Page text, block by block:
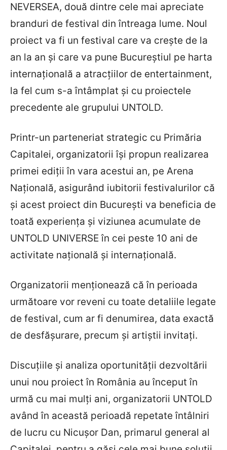
NEVERSEA, două dintre cele mai apreciate
branduri de festival din întreaga lume. Noul
proiect va fi un festival care va crește de la
an la an și care va pune Bucureștiul pe harta
internațională a atracțiilor de entertainment,
la fel cum s-a întâmplat și cu proiectele
precedente ale grupului UNTOLD.
Printr-un parteneriat strategic cu Primăria
Capitalei, organizatorii își propun realizarea
primei ediții în vara acestui an, pe Arena
Națională, asigurând iubitorii festivalurilor că
și acest proiect din București va beneficia de
toată experiența și viziunea acumulate de
UNTOLD UNIVERSE în cei peste 10 ani de
activitate națională și internațională.
Organizatorii menționează că în perioada
următoare vor reveni cu toate detaliile legate
de festival, cum ar fi denumirea, data exactă
de desfășurare, precum și artiștii invitați.
Discuțiile și analiza oportunității dezvoltării
unui nou proiect în România au început în
urmă cu mai mulți ani, organizatorii UNTOLD
având în această perioadă repetate întâlniri
de lucru cu Nicușor Dan, primarul general al